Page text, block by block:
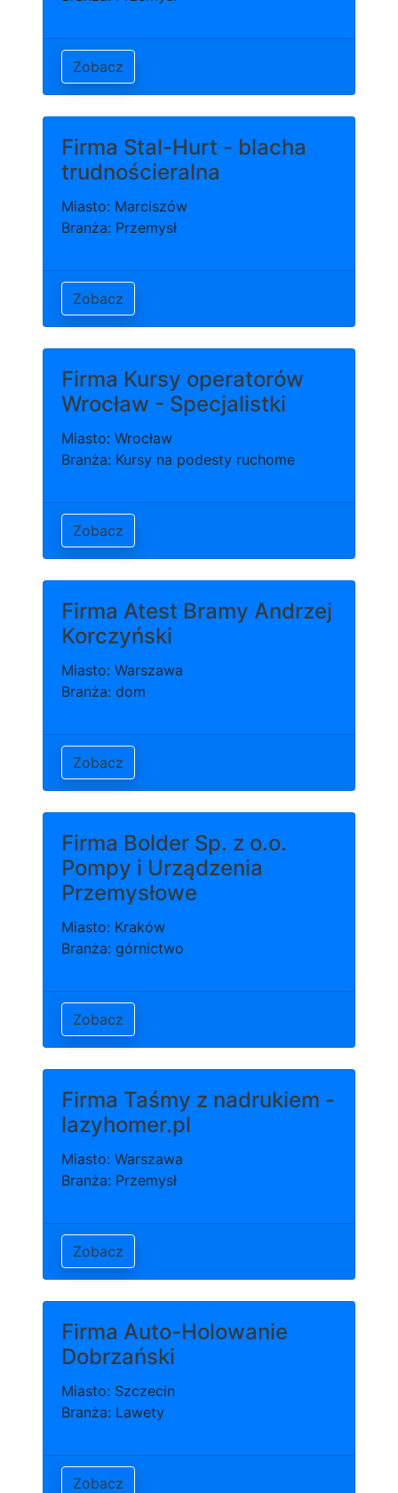
Zobacz
Firma Stal-Hurt - blacha
trudnościeralna
Miasto: Marciszów
Branża: Przemysł
Zobacz
Firma Kursy operatorów
Wrocław - Specjalistki
Miasto: Wrocław
Branża: Kursy na podesty ruchome
Zobacz
Firma Atest Bramy Andrzej
Korczyński
Miasto: Warszawa
Branża: dom
Zobacz
Firma Bolder Sp. z o.o.
Pompy i Urządzenia
Przemysłowe
Miasto: Kraków
Branża: górnictwo
Zobacz
Firma Taśmy z nadrukiem -
lazyhomer.pl
Miasto: Warszawa
Branża: Przemysł
Zobacz
Firma Auto-Holowanie
Dobrzański
Miasto: Szczecin
Branża: Lawety
Zobacz